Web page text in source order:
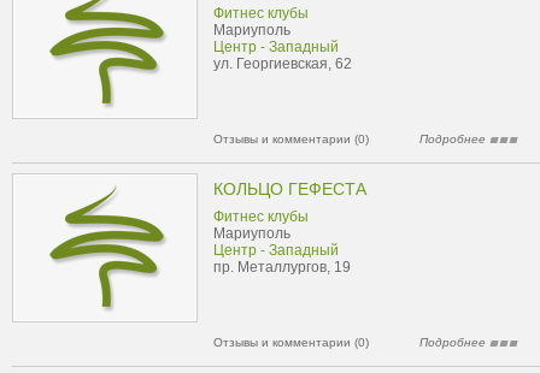
Фитнес клубы
Мариуполь
Центр - Западный
ул. Георгиевская, 62
Отзывы и комментарии (0) Подробнее
КОЛЬЦО ГЕФЕСТА
Фитнес клубы
Мариуполь
Центр - Западный
пр. Металлургов, 19
Отзывы и комментарии (0) Подробнее